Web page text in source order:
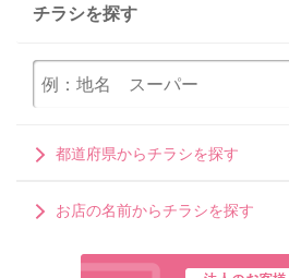
チラシを探す
都道府県からチラシを探す
お店の名前からチラシを探す